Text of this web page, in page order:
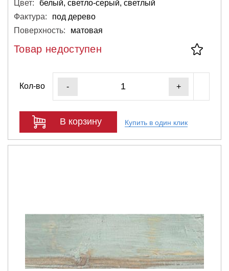
Цвет:
белый, светло-серый, светлый
Фактура:
под дерево
Поверхность:
матовая
Товар недоступен
Кол-во - +
В корзину Купить в один клик